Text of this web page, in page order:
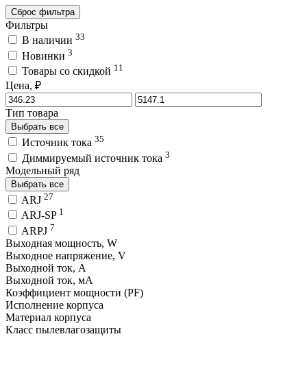
Сброс фильтра
Фильтры
В наличии 33
Новинки 3
Товары со скидкой 11
Цена, ₽
Тип товара
Выбрать все
Источник тока 35
Диммируемый источник тока 3
Модельный ряд
Выбрать все
ARJ 27
ARJ-SP 1
ARPJ 7
Выходная мощность, W
Выходное напряжение, V
Выходной ток, A
Выходной ток, мA
Коэффициент мощности (PF)
Исполнение корпуса
Материал корпуса
Класс пылевлагозащиты